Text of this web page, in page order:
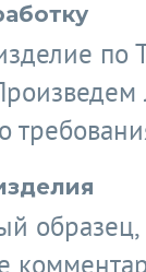
по
образец,